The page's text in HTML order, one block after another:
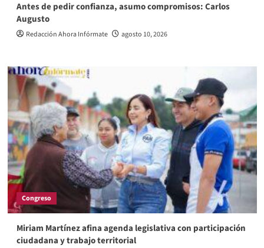
Antes de pedir confianza, asumo compromisos: Carlos
Augusto
Redacción Ahora Infórmate agosto 10, 2026
Congreso
Miriam Martínez afina agenda legislativa con participación
ciudadana y trabajo territorial